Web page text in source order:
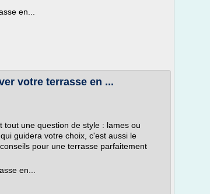
en...
votre terrasse en ...
une question de style : lames ou
guidera votre choix, c'est aussi le
pour une terrasse parfaitement
en...